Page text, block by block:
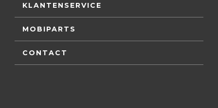
KLANTENSERVICE
MOBIPARTS
CONTACT